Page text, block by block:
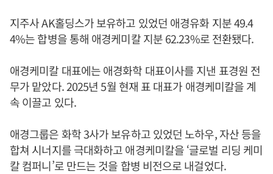
지주사 AK홀딩스가 보유하고 있었던 애경유화 지분 49.4
4%는 합병을 통해 애경케미칼 지분 62.23%로 전환됐다.
애경케미칼 대표에는 애경화학 대표이사를 지낸 표경원 전
무가 맡았다. 2025년 5월 현재 표 대표가 애경케미칼을 계
속 이끌고 있다.
애경그룹은 화학 3사가 보유하고 있었던 노하우, 자산 등을
합쳐 시너지를 극대화하고 애경케미칼을 ‘글로벌 리딩 케미
칼 컴퍼니’로 만드는 것을 합병 비전으로 내걸었다.